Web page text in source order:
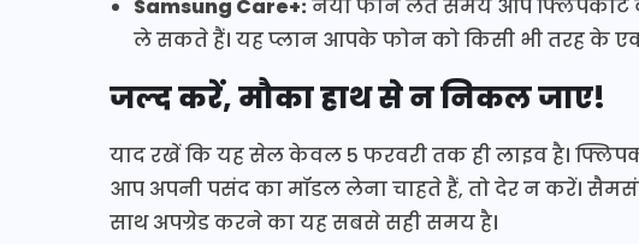
Samsung Care+:नया फोन लेते समय आप फ्लिपकार्ट
ले सकते हैं। यह प्लान आपके फोन को किसी भी तरह के
जल्द करें, मौका हाथ से न निकल जाए!
याद रखें कि यह सेल केवल 5 फरवरी तक ही लाइव है।
आप अपनी पसंद का मॉडल लेना चाहते हैं, तो देर न करें।
साथ अपग्रेड करने का यह सबसे सही समय है।